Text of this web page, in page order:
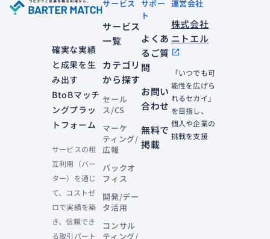
確実な実績
と成果を生
み出す
BtoBマッチ
ングプラッ
トフォーム
サービスの相
互利用（バー
ター）を通じ
て、コストゼ
ロで実績を築
き、信頼でき
る取引パート
サービス
サービス
一覧
カテゴリ
から探す
セール
ス/CS
マーケ
ティング/
広報
バックオ
フィス
開発/デー
タ活用
コンサル
ティング/
サポー
ト
よくあ
るご質
問
お問い
合わせ
無料で
掲載
運営会社
株式会社
ニトエル
open_in_new
「いつでも可
能性を広げら
れるセカイ」
を目指し、
個人や企業の
挑戦を支援